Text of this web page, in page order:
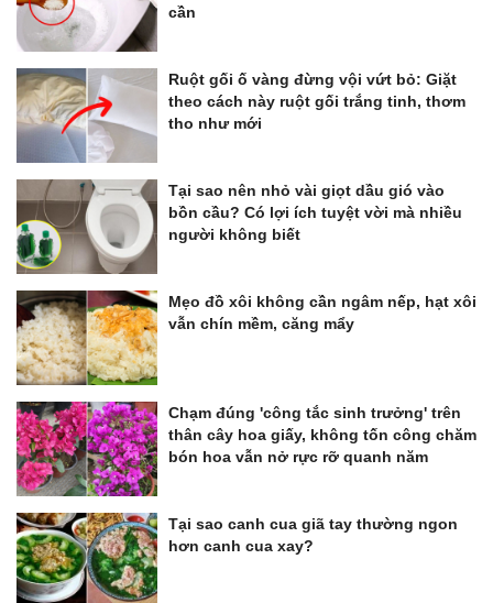
cần
Ruột gối ố vàng đừng vội vứt bỏ: Giặt
theo cách này ruột gối trắng tinh, thơm
tho như mới
Tại sao nên nhỏ vài giọt dầu gió vào
bồn cầu? Có lợi ích tuyệt vời mà nhiều
người không biết
Mẹo đồ xôi không cần ngâm nếp, hạt xôi
vẫn chín mềm, căng mẩy
Chạm đúng 'công tắc sinh trưởng' trên
thân cây hoa giấy, không tốn công chăm
bón hoa vẫn nở rực rỡ quanh năm
Tại sao canh cua giã tay thường ngon
hơn canh cua xay?